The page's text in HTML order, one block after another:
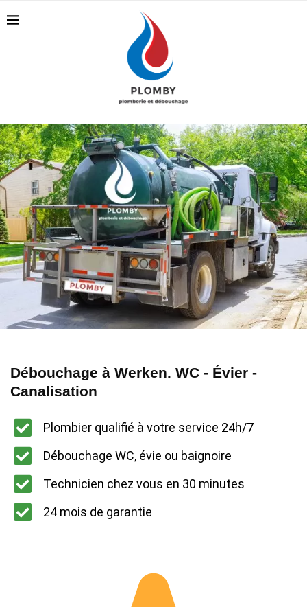
Débouchage à Werken. WC - Évier -
Canalisation
Plombier qualifié à votre service 24h/7
Débouchage WC, évie ou baignoire
Technicien chez vous en 30 minutes
24 mois de garantie